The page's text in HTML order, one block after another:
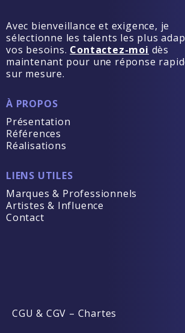
Avec bienveillance et exigence, je
sélectionne les talents les plus
vos besoins. Contactez-moi dès
maintenant pour une réponse
sur mesure.
À PROPOS
Présentation
Références
Réalisations
LIENS UTILES
Marques & Professionnels
Artistes & Influence
Contact
CGU & CGV – Chartes